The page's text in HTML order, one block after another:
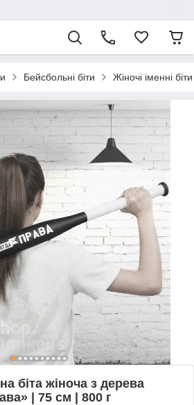
Бейсбольні біти Жіночі іменні біти
біта жіноча з дерева
| 75 см | 800 г